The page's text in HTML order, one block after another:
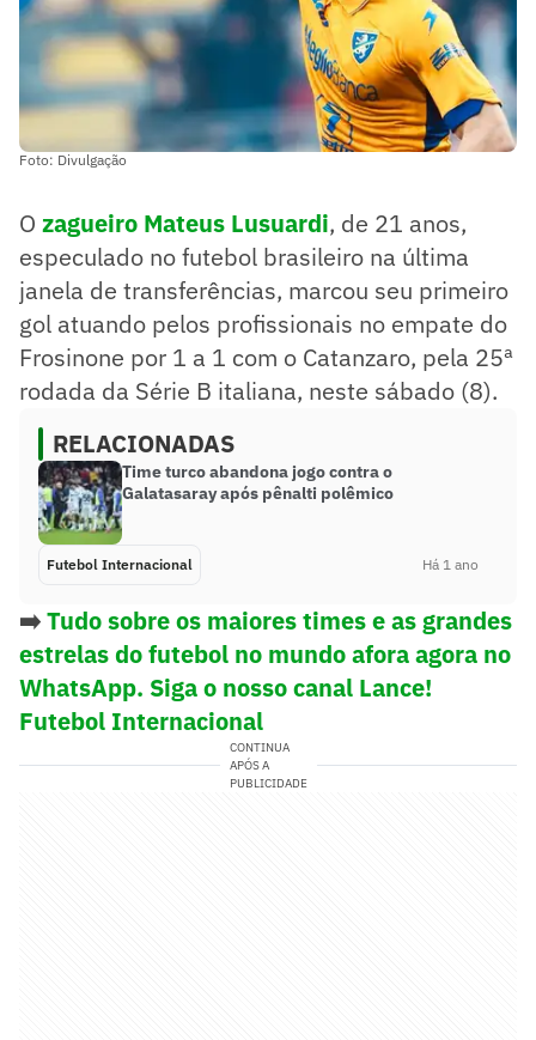
Foto: Divulgação
O zagueiro Mateus Lusuardi, de 21 anos,
especulado no futebol brasileiro na última
janela de transferências, marcou seu primeiro
gol atuando pelos profissionais no empate do
Frosinone por 1 a 1 com o Catanzaro, pela 25ª
rodada da Série B italiana, neste sábado (8).
RELACIONADAS
Time turco abandona jogo contra o
Galatasaray após pênalti polêmico
Futebol Internacional Há 1 ano
➡️Tudo sobre os maiores times e as grandes
estrelas do futebol no mundo afora agora no
WhatsApp. Siga o nosso canal Lance!
Futebol Internacional
CONTINUA
APÓS A
PUBLICIDADE